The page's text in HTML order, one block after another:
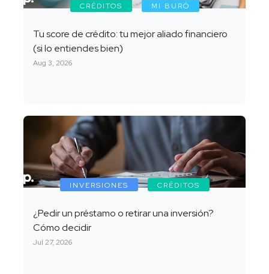
CRÉDITOS MI BURÓ
Tu score de crédito: tu mejor aliado financiero
(si lo entiendes bien)
Aug 3, 2026
INVERSIONES CRÉDITOS
¿Pedir un préstamo o retirar una inversión?
Cómo decidir
Jul 27, 2026